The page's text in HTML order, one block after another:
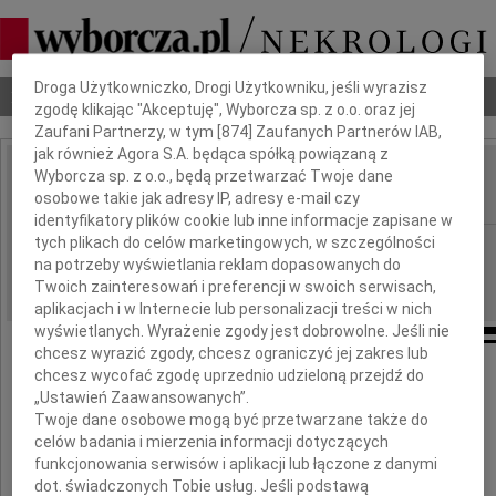
Nekrologi Odeszli Poradnik pogrzebowy
IMIĘ I NAZWISKO: Maciej Pakosz
REGION: Lublin
DATA EMISJI: 26.03.2021
23 marca 2021 r., po długiej chorobie,
dr Maciej Pakosz
Dbamy o Twoją prywatność
Droga Użytkowniczko, Drogi Użytkowniku, jeśli wyrazisz
zgodę klikając "Akceptuję", Wyborcza sp. z o.o. oraz jej
Zaufani Partnerzy, w tym [874] Zaufanych Partnerów IAB,
jak również Agora S.A. będąca spółką powiązaną z
Wyborcza sp. z o.o., będą przetwarzać Twoje dane
osobowe takie jak adresy IP, adresy e-mail czy
identyfikatory plików cookie lub inne informacje zapisane w
tych plikach do celów marketingowych, w szczególności
na potrzeby wyświetlania reklam dopasowanych do
Twoich zainteresowań i preferencji w swoich serwisach,
aplikacjach i w Internecie lub personalizacji treści w nich
wyświetlanych. Wyrażenie zgody jest dobrowolne. Jeśli nie
chcesz wyrazić zgody, chcesz ograniczyć jej zakres lub
chcesz wycofać zgodę uprzednio udzieloną przejdź do
„Ustawień Zaawansowanych”.
Twoje dane osobowe mogą być przetwarzane także do
celów badania i mierzenia informacji dotyczących
funkcjonowania serwisów i aplikacji lub łączone z danymi
dot. świadczonych Tobie usług. Jeśli podstawą